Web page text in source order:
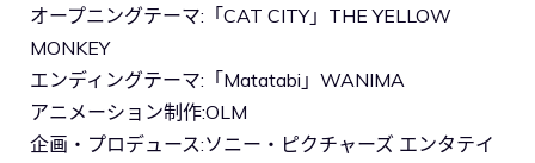
オープニングテーマ:「CAT CITY」THE YELLOW
MONKEY
エンディングテーマ:「Matatabi」WANIMA
アニメーション制作:OLM
企画・プロデュース:ソニー・ピクチャーズ エンタテイ